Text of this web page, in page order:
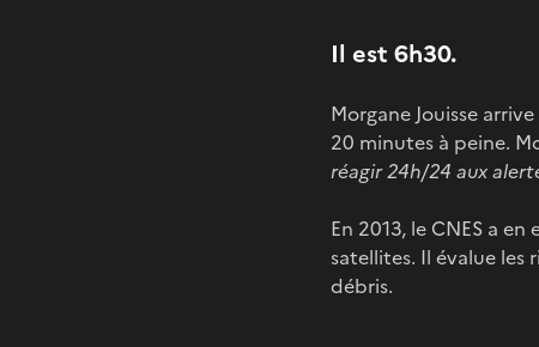
Il est 6h30.
Morgane Jouisse
20 minutes à peine.
réagir 24h/24 aux
En 2013, le CNES a
satellites. Il évalue les
débris.